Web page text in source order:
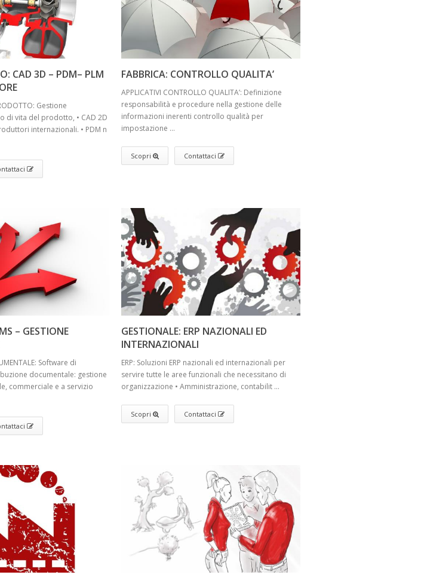
CAD 3D – PDM– PLM
Gestione
di vita del prodotto, • CAD 2D
internazionali. • PDM n
FABBRICA: CONTROLLO QUALITA’
APPLICATIVI CONTROLLO QUALITA’: Definizione
responsabilità e procedure nella gestione delle
informazioni inerenti controllo qualità per
impostazione ...
Scopri Contattaci
– GESTIONE
Software di
documentale: gestione
commerciale e a servizio
GESTIONALE: ERP NAZIONALI ED
INTERNAZIONALI
ERP: Soluzioni ERP nazionali ed internazionali per
servire tutte le aree funzionali che necessitano di
organizzazione • Amministrazione, contabilit ...
Scopri Contattaci